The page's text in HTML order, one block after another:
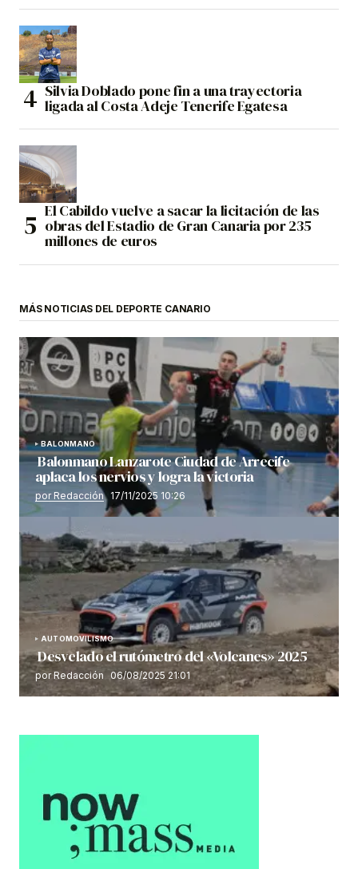
Silvia Doblado pone fin a una trayectoria
ligada al Costa Adeje Tenerife Egatesa
El Cabildo vuelve a sacar la licitación de las
obras del Estadio de Gran Canaria por 235
millones de euros
MÁS NOTICIAS DEL DEPORTE CANARIO
BALONMANO
Balonmano Lanzarote Ciudad de Arrecife
aplaca los nervios y logra la victoria
por Redacción 17/11/2025 10:26
AUTOMOVILISMO
Desvelado el rutómetro del «Volcanes» 2025
por Redacción 06/08/2025 21:01